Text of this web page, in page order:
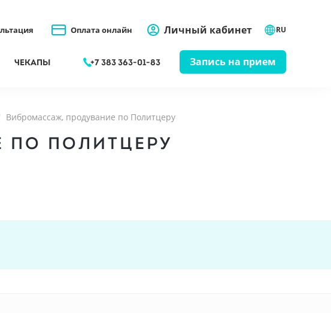
Оплата онлайн Личный кабинет RU
Чекапы +7 383 363-01-83 Запись на прием
Вибромассаж, продувание по Политцеру
ПОЛИТЦЕРУ